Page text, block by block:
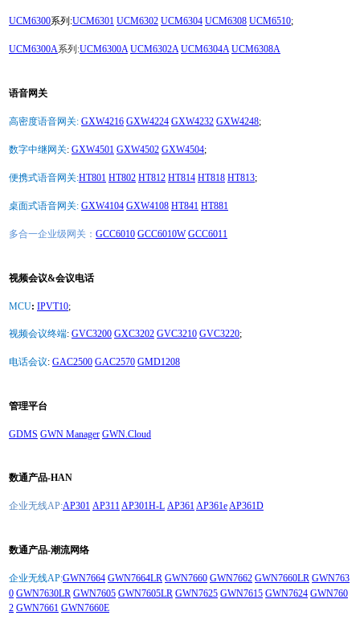
UCM6300系列:UCM6301 UCM6302 UCM6304 UCM6308 UCM6510;
UCM6300A系列:UCM6300A UCM6302A UCM6304A UCM6308A
语音网关
高密度语音网关: GXW4216 GXW4224 GXW4232 GXW4248;
数字中继网关: GXW4501 GXW4502 GXW4504;
便携式语音网关:HT801 HT802 HT812 HT814 HT818 HT813;
桌面式语音网关: GXW4104 GXW4108 HT841 HT881
多合一企业级网关： GCC6010 GCC6010W GCC6011
视频会议&会议电话
MCU: IPVT10;
视频会议终端: GVC3200 GXC3202 GVC3210 GVC3220;
电话会议: GAC2500 GAC2570 GMD1208
管理平台
GDMS GWN Manager GWN.Cloud
数通产品-HAN
企业无线AP:AP301 AP311AP301H-L AP361AP361eAP361D
数通产品-潮流网络
企业无线AP:GWN7664 GWN7664LR GWN7660 GWN7662 GWN7660LR GWN763
0 GWN7630LR GWN7605 GWN7605LR GWN7625 GWN7615 GWN7624 GWN760
2 GWN7661 GWN7660E